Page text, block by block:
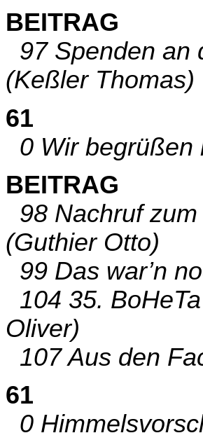
BEITRAG
97 Spenden an
(Keßler Thomas)
61
0 Wir begrüßen
BEITRAG
98 Nachruf
(Guthier Otto)
99 Das war’n
104 35.
Oliver)
107 Aus den
61
0